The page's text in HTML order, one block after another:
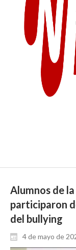
Alumnos de
participaron
del bullying
4 de mayo de